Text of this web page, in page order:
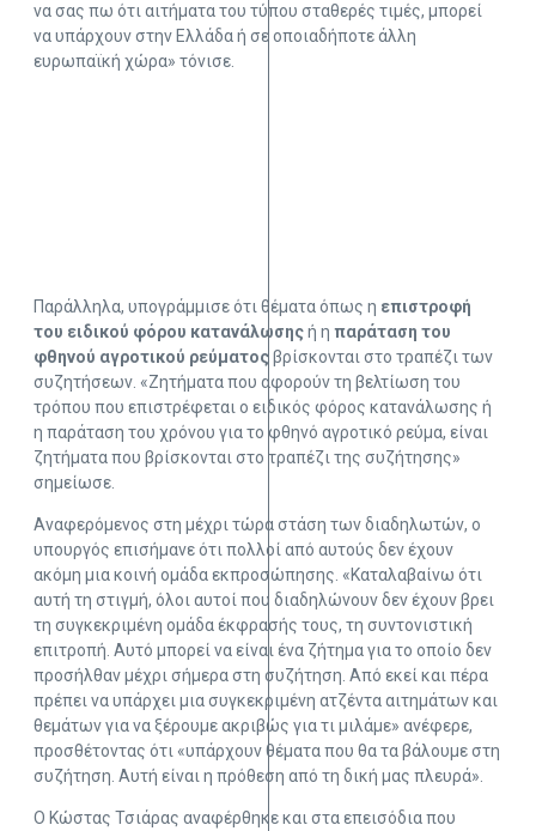
να σας πω ότι αιτήματα του τύπου σταθερές τιμές, μπορεί
να υπάρχουν στην Ελλάδα ή σε οποιαδήποτε άλλη
ευρωπαϊκή χώρα» τόνισε.
Παράλληλα, υπογράμμισε ότι θέματα όπως η επιστροφή
του ειδικού φόρου κατανάλωσηςή η παράταση του
φθηνού αγροτικού ρεύματος βρίσκονται στο τραπέζι των
συζητήσεων. «Ζητήματα που αφορούν τη βελτίωση του
τρόπου που επιστρέφεται ο ειδικός φόρος κατανάλωσης ή
η παράταση του χρόνου για το φθηνό αγροτικό ρεύμα, είναι
ζητήματα που βρίσκονται στο τραπέζι της συζήτησης»
σημείωσε.
Αναφερόμενος στη μέχρι τώρα στάση των διαδηλωτών, ο
υπουργός επισήμανε ότι πολλοί από αυτούς δεν έχουν
ακόμη μια κοινή ομάδα εκπροσώπησης. «Καταλαβαίνω ότι
αυτή τη στιγμή, όλοι αυτοί που διαδηλώνουν δεν έχουν βρει
τη συγκεκριμένη ομάδα έκφρασής τους, τη συντονιστική
επιτροπή. Αυτό μπορεί να είναι ένα ζήτημα για το οποίο δεν
προσήλθαν μέχρι σήμερα στη συζήτηση. Από εκεί και πέρα
πρέπει να υπάρχει μια συγκεκριμένη ατζέντα αιτημάτων και
θεμάτων για να ξέρουμε ακριβώς για τι μιλάμε» ανέφερε,
προσθέτοντας ότι «υπάρχουν θέματα που θα τα βάλουμε στη
συζήτηση. Αυτή είναι η πρόθεση από τη δική μας πλευρά».
Ο Κώστας Τσιάρας αναφέρθηκε και στα επεισόδια που